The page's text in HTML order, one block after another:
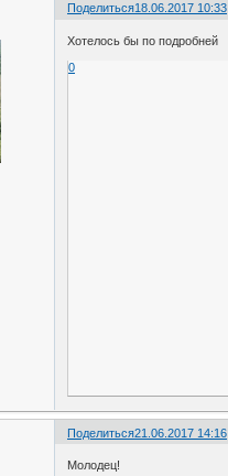
Поделиться18.06.2017 10:33
Хотелось бы по подробней
0
Поделиться21.06.2017 14:16
Молодец!